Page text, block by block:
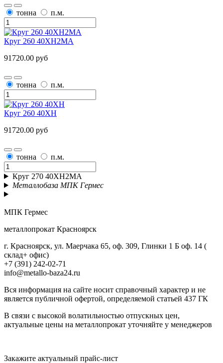
тонна п.м.
Круг 260 40ХН2МА
91720.00 руб
тонна п.м.
Круг 260 40ХН
91720.00 руб
тонна п.м.
Круг 270 40ХН2МА
Металлобаза МПК Гермес
МПК Гермес
металлопрокат Красноярск
г. Красноярск, ул. Маерчака 65, оф. 309, Глинки 1 Б оф. 14 (
склад+ офис)
+7 (391) 242-02-71
info@metallo-baza24.ru
Вся информация на сайте носит справочный характер и не
является публичной офертой, определяемой статьей 437 ГК
В связи с высокой волатильностью отпускных цен,
актуальные цены на металлопрокат уточняйте у менеджеров
Закажите актуальный прайс-лист